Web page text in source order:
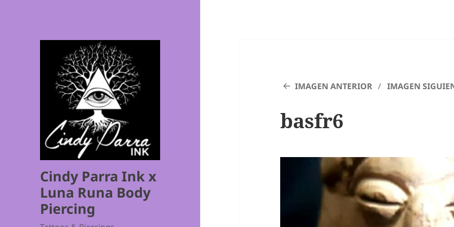
Cindy Parra Ink x
Luna Runa Body
Piercing
IMAGEN ANTERIOR IMAGEN
basfr6